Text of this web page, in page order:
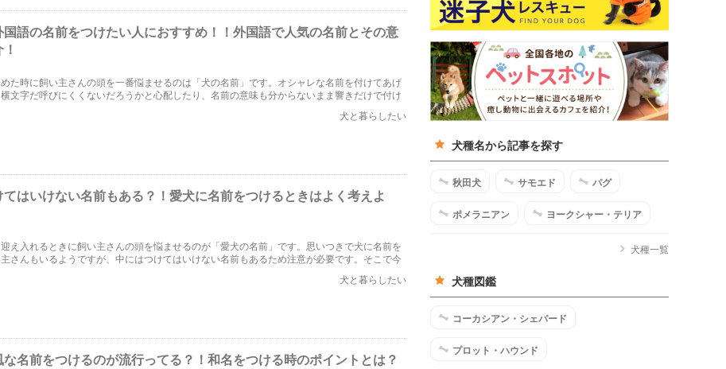
語の名前をつけたい人におすすめ！！外国語で人気の名前とその意
た時に飼い主さんの頭を一番悩ませるのは「犬の名前」です。オシャレな名前を付けてあげ
文字だ呼びにくくないだろうかと心配したり、名前の意味も分からないまま響きだけで付け
犬と暮らしたい
てはいけない名前もある？！愛犬に名前をつけるときはよく考えよ
え入れるときに飼い主さんの頭を悩ませるのが「愛犬の名前」です。思いつきで犬に名前を
さんもいるようですが、中にはつけてはいけない名前もあるため注意が必要です。そこで今
犬と暮らしたい
な名前をつけるのが流行ってる？！和名をつける時のポイントとは？
犬種名から記事を探す
秋田犬 サモエド パグ
ポメラニアン ヨークシャー・テリア
犬種一覧
犬種図鑑
コーカシアン・シェパード
プロット・ハウンド